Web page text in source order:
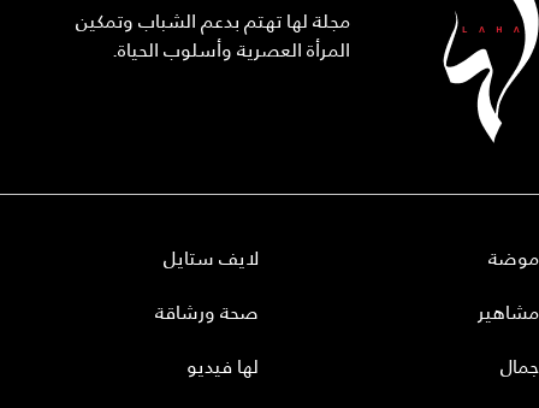
مجلة لها تهتم بدعم الشباب وتمكين
المرأة العصرية وأسلوب الحياة.
موضة
مشاهير
جمال
لايف ستايل
صحة ورشاقة
لها فيديو